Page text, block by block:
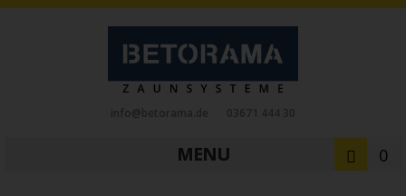
MENU 0